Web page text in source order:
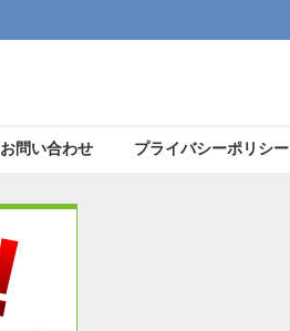
お問い合わせ プライバシーポリシー